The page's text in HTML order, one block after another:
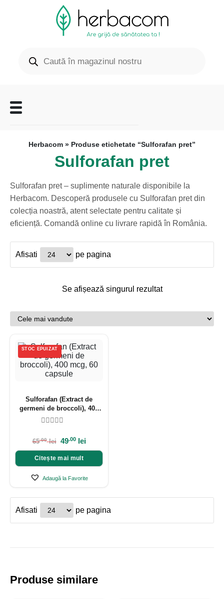
Herbacom » Produse etichetate “Sulforafan pret”
Sulforafan pret
Sulforafan pret – suplimente naturale disponibile la
Herbacom. Descoperă produsele cu Sulforafan pret din
colecția noastră, atent selectate pentru calitate și
eficiență. Comandă online cu livrare rapidă în România.
Afisati pe pagina
Se afișează singurul rezultat
STOC EPUIZAT
Sulforafan (Extract de
germeni de broccoli), 400
mcg, 60 capsule
65.00 lei 49.00 lei
Citește mai mult
Adaugă la Favorite
Afisati pe pagina
Produse similare